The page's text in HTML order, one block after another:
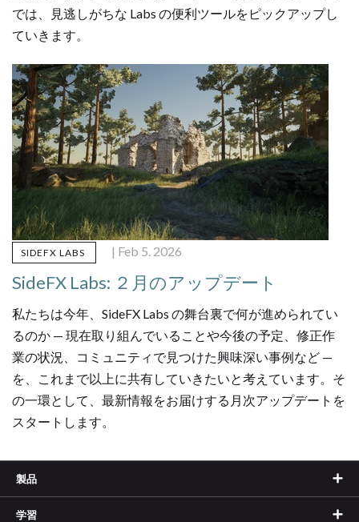
では、見逃しがちな Labs の便利ツールをピックアップし
ていきます。
SIDEFX LABS | Feb 5. 2026
SideFX Labs: ２月のアップデート
私たちは今年、SideFX Labs の舞台裏で何が進められてい
るのか — 現在取り組んでいることや今後の予定、修正作
業の状況、コミュニティで見つけた興味深い事例など —
を、これまで以上に共有していきたいと考えています。そ
の一環として、最新情報をお届けする月次アップデートを
スタートします。
製品
学習